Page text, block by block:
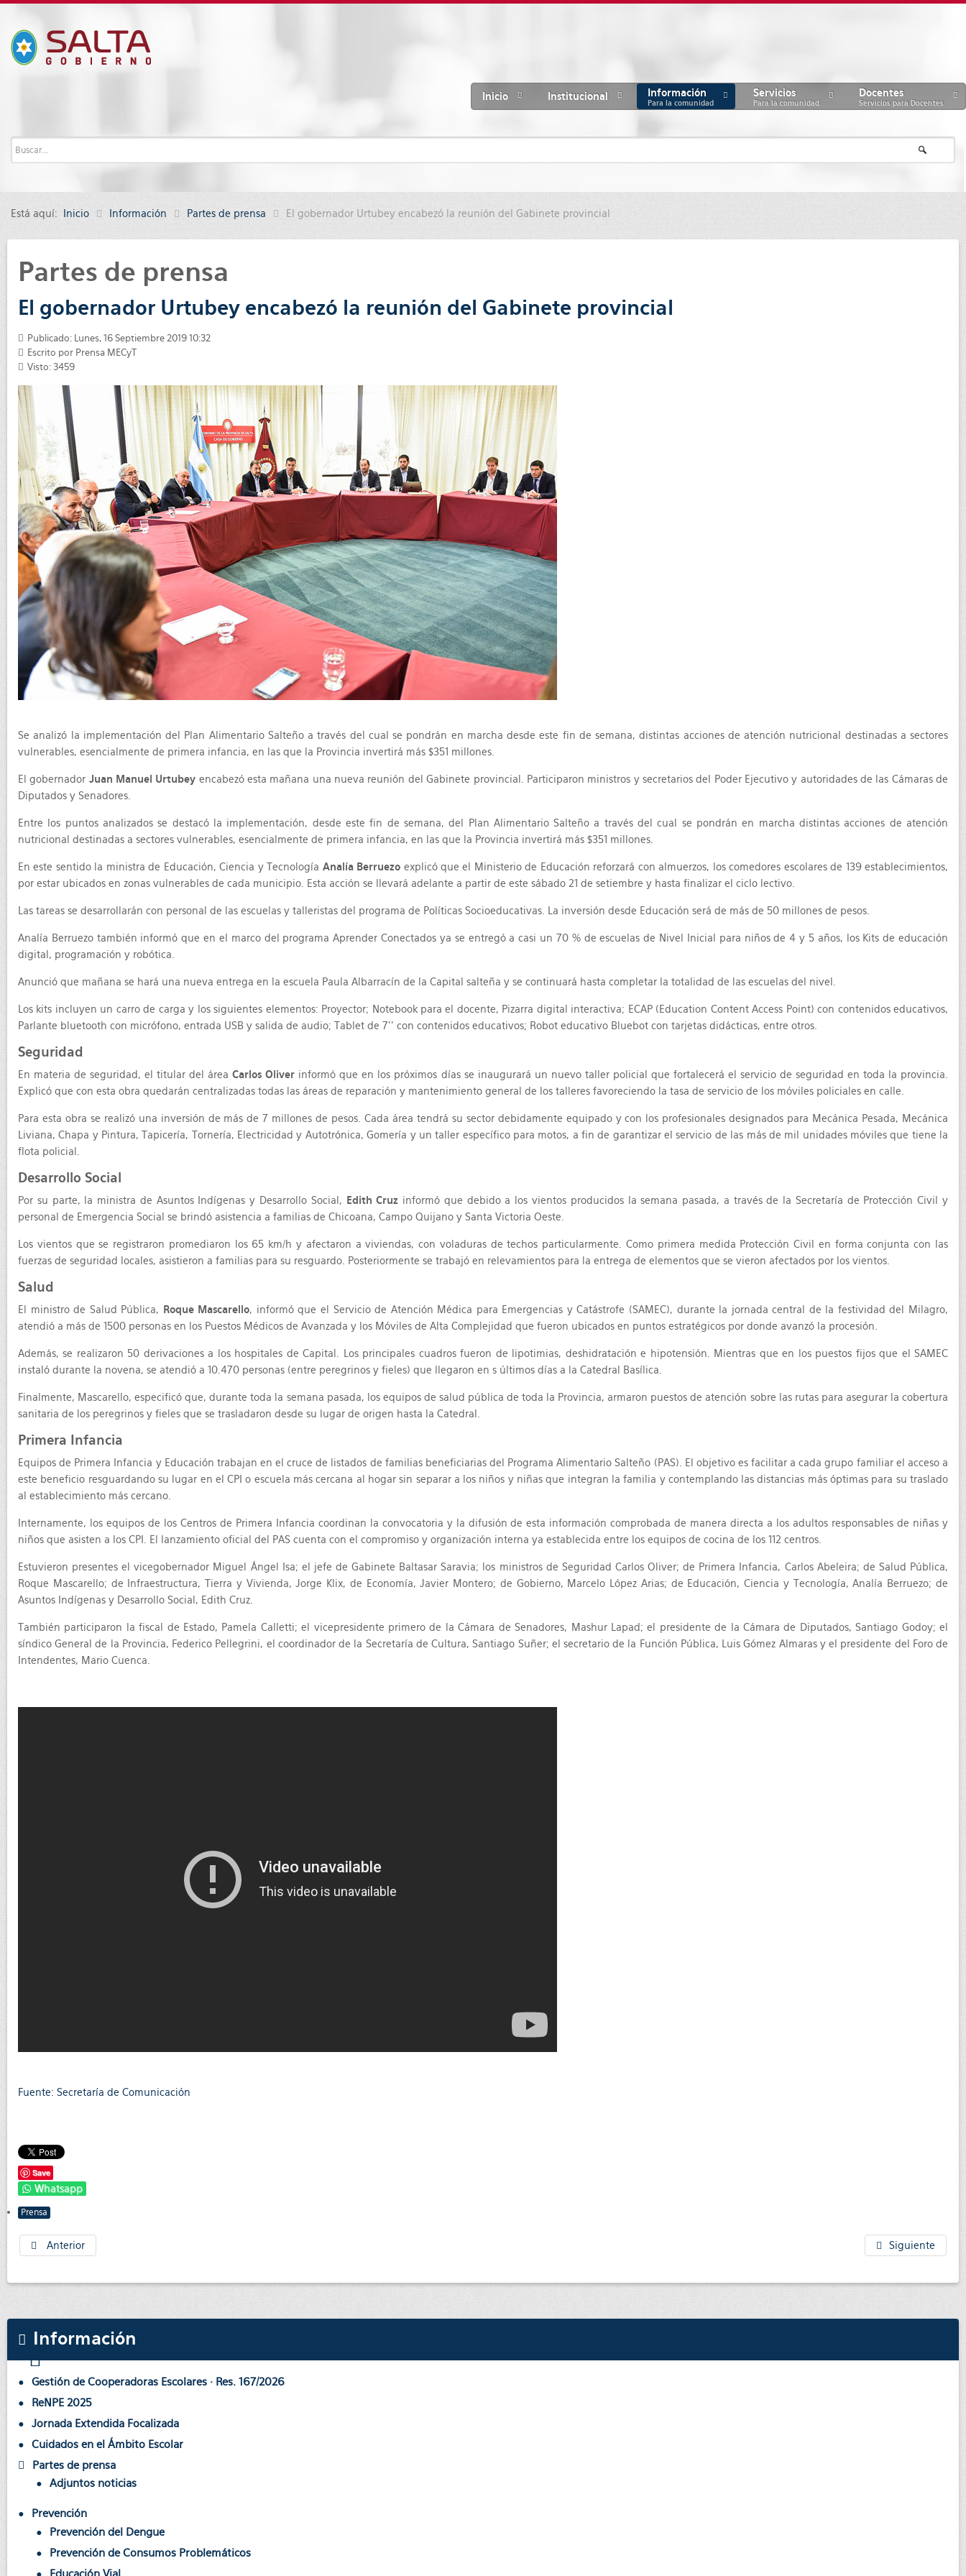
Inicio Institucional Información
Para la comunidad
Servicios
Para la comunidad
Docentes
Servicios para Docentes
Está aquí: Inicio Información Partes de prensa El gobernador Urtubey encabezó la reunión del Gabinete provincial
Partes de prensa
El gobernador Urtubey encabezó la reunión del Gabinete provincial
Publicado: Lunes, 16 Septiembre 2019 10:32
Escrito por Prensa MECyT
Visto: 3459
Se analizó la implementación del Plan Alimentario Salteño a través del cual se pondrán en marcha desde este fin de semana, distintas acciones de atención nutricional destinadas a sectores
vulnerables, esencialmente de primera infancia, en las que la Provincia invertirá más $351 millones.
El gobernador Juan Manuel Urtubey encabezó esta mañana una nueva reunión del Gabinete provincial. Participaron ministros y secretarios del Poder Ejecutivo y autoridades de las Cámaras de
Diputados y Senadores.
Entre los puntos analizados se destacó la implementación, desde este fin de semana, del Plan Alimentario Salteño a través del cual se pondrán en marcha distintas acciones de atención
nutricional destinadas a sectores vulnerables, esencialmente de primera infancia, en las que la Provincia invertirá más $351 millones.
En este sentido la ministra de Educación, Ciencia y Tecnología Analía Berruezo explicó que el Ministerio de Educación reforzará con almuerzos, los comedores escolares de 139 establecimientos,
por estar ubicados en zonas vulnerables de cada municipio. Esta acción se llevará adelante a partir de este sábado 21 de setiembre y hasta finalizar el ciclo lectivo.
Las tareas se desarrollarán con personal de las escuelas y talleristas del programa de Políticas Socioeducativas. La inversión desde Educación será de más de 50 millones de pesos.
Analía Berruezo también informó que en el marco del programa Aprender Conectados ya se entregó a casi un 70 % de escuelas de Nivel Inicial para niños de 4 y 5 años, los Kits de educación
digital, programación y robótica.
Anunció que mañana se hará una nueva entrega en la escuela Paula Albarracín de la Capital salteña y se continuará hasta completar la totalidad de las escuelas del nivel.
Los kits incluyen un carro de carga y los siguientes elementos: Proyector; Notebook para el docente, Pizarra digital interactiva; ECAP (Education Content Access Point) con contenidos educativos,
Parlante bluetooth con micrófono, entrada USB y salida de audio; Tablet de 7’’ con contenidos educativos; Robot educativo Bluebot con tarjetas didácticas, entre otros.
Seguridad
En materia de seguridad, el titular del áreaCarlos Oliver informó que en los próximos días se inaugurará un nuevo taller policial que fortalecerá el servicio de seguridad en toda la provincia.
Explicó que con esta obra quedarán centralizadas todas las áreas de reparación y mantenimiento general de los talleres favoreciendo la tasa de servicio de los móviles policiales en calle.
Para esta obra se realizó una inversión de más de 7 millones de pesos. Cada área tendrá su sector debidamente equipado y con los profesionales designados para Mecánica Pesada, Mecánica
Liviana, Chapa y Pintura, Tapicería, Tornería, Electricidad y Autotrónica, Gomería y un taller específico para motos, a fin de garantizar el servicio de las más de mil unidades móviles que tiene la
flota policial.
Desarrollo Social
Por su parte, la ministra de Asuntos Indígenas y Desarrollo Social, Edith Cruz informó que debido a los vientos producidos la semana pasada, a través de la Secretaría de Protección Civil y
personal de Emergencia Social se brindó asistencia a familias de Chicoana, Campo Quijano y Santa Victoria Oeste.
Los vientos que se registraron promediaron los 65 km/h y afectaron a viviendas, con voladuras de techos particularmente. Como primera medida Protección Civil en forma conjunta con las
fuerzas de seguridad locales, asistieron a familias para su resguardo. Posteriormente se trabajó en relevamientos para la entrega de elementos que se vieron afectados por los vientos.
Salud
El ministro de Salud Pública, Roque Mascarello, informó que el Servicio de Atención Médica para Emergencias y Catástrofe (SAMEC), durante la jornada central de la festividad del Milagro,
atendió a más de 1500 personas en los Puestos Médicos de Avanzada y los Móviles de Alta Complejidad que fueron ubicados en puntos estratégicos por donde avanzó la procesión.
Además, se realizaron 50 derivaciones a los hospitales de Capital. Los principales cuadros fueron de lipotimias, deshidratación e hipotensión. Mientras que en los puestos fijos que el SAMEC
instaló durante la novena, se atendió a 10.470 personas (entre peregrinos y fieles) que llegaron en s últimos días a la Catedral Basílica.
Finalmente, Mascarello, especificó que, durante toda la semana pasada, los equipos de salud pública de toda la Provincia, armaron puestos de atención sobre las rutas para asegurar la cobertura
sanitaria de los peregrinos y fieles que se trasladaron desde su lugar de origen hasta la Catedral.
Primera Infancia
Equipos de Primera Infancia y Educación trabajan en el cruce de listados de familias beneficiarias del Programa Alimentario Salteño (PAS). El objetivo es facilitar a cada grupo familiar el acceso a
este beneficio resguardando su lugar en el CPI o escuela más cercana al hogar sin separar a los niños y niñas que integran la familia y contemplando las distancias más óptimas para su traslado
al establecimiento más cercano.
Internamente, los equipos de los Centros de Primera Infancia coordinan la convocatoria y la difusión de esta información comprobada de manera directa a los adultos responsables de niñas y
niños que asisten a los CPI. El lanzamiento oficial del PAS cuenta con el compromiso y organización interna ya establecida entre los equipos de cocina de los 112 centros.
Estuvieron presentes el vicegobernador Miguel Ángel Isa; el jefe de Gabinete Baltasar Saravia; los ministros de Seguridad Carlos Oliver; de Primera Infancia, Carlos Abeleira; de Salud Pública,
Roque Mascarello; de Infraestructura, Tierra y Vivienda, Jorge Klix, de Economía, Javier Montero; de Gobierno, Marcelo López Arias; de Educación, Ciencia y Tecnología, Analía Berruezo; de
Asuntos Indígenas y Desarrollo Social, Edith Cruz.
También participaron la fiscal de Estado, Pamela Calletti; el vicepresidente primero de la Cámara de Senadores, Mashur Lapad; el presidente de la Cámara de Diputados, Santiago Godoy; el
síndico General de la Provincia, Federico Pellegrini, el coordinador de la Secretaría de Cultura, Santiago Suñer; el secretario de la Función Pública, Luis Gómez Almaras y el presidente del Foro de
Intendentes, Mario Cuenca.
Fuente: Secretaría de Comunicación
Save
Whatsapp
Prensa
Anterior Siguiente
Información
Gestión de Cooperadoras Escolares · Res. 167/2026
ReNPE 2025
Jornada Extendida Focalizada
Cuidados en el Ámbito Escolar
Partes de prensa
Adjuntos noticias
Prevención
Prevención del Dengue
Prevención de Consumos Problemáticos